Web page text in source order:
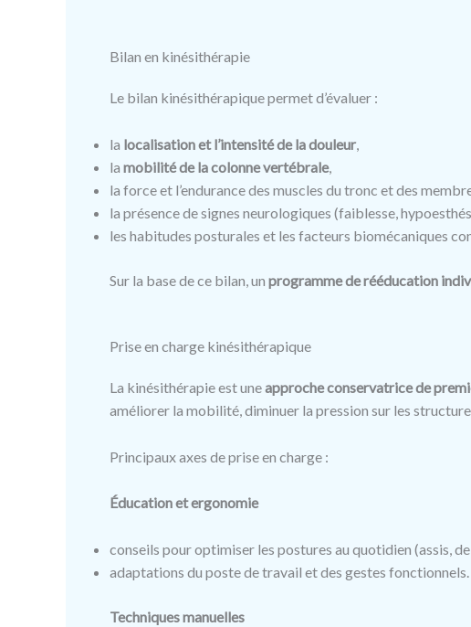
Bilan en kinésithérapie
Le bilan kinésithérapique permet d’évaluer :
la localisation et l’intensité de la douleur
la mobilité de la colonne vertébrale,
la force et l’endurance des muscles du tronc et des
la présence de signes neurologiques (faiblesse,
les habitudes posturales et les facteurs biomécaniques
Sur la base de ce bilan, un programme de rééducation
Prise en charge kinésithérapique
La kinésithérapie est uneapproche conservatrice de
améliorer la mobilité, diminuer la pression sur les
Principaux axes de prise en charge :
Éducation et ergonomie
conseils pour optimiser les postures au quotidien (assis,
adaptations du poste de travail et des gestes fonctionnels.
Techniques manuelles